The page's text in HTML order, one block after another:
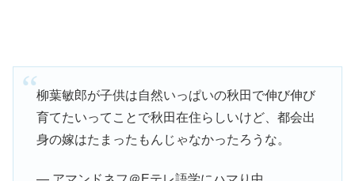
柳葉敏郎が子供は自然いっぱいの秋田で伸び伸び
育てたいってことで秋田在住らしいけど、都会出
身の嫁はたまったもんじゃなかったろうな。